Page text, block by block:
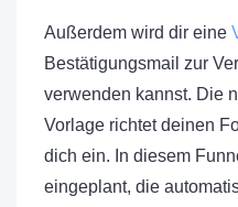
Außerdem wird dir eine
Bestätigungsmail zur
verwenden kannst. Die
Vorlage richtet deinen
dich ein. In diesem
eingeplant, die